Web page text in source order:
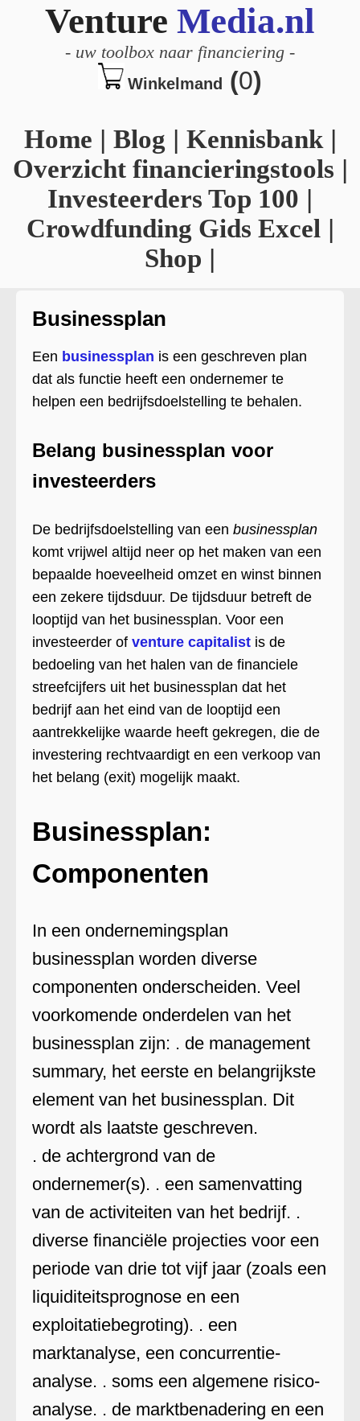
Venture Media.nl
- uw toolbox naar financiering -
Winkelmand (0)
Home | Blog | Kennisbank|
Overzicht financieringstools |
Investeerders Top 100 |
Crowdfunding Gids Excel |
Shop |
Businessplan
Een businessplan is een geschreven plan
dat als functie heeft een ondernemer te
helpen een bedrijfsdoelstelling te behalen.
Belang businessplan voor
investeerders
De bedrijfsdoelstelling van een businessplan
komt vrijwel altijd neer op het maken van een
bepaalde hoeveelheid omzet en winst binnen
een zekere tijdsduur. De tijdsduur betreft de
looptijd van het businessplan. Voor een
investeerder of venture capitalist is de
bedoeling van het halen van de financiele
streefcijfers uit het businessplan dat het
bedrijf aan het eind van de looptijd een
aantrekkelijke waarde heeft gekregen, die de
investering rechtvaardigt en een verkoop van
het belang (exit) mogelijk maakt.
Businessplan:
Componenten
In een ondernemingsplan
businessplan worden diverse
componenten onderscheiden. Veel
voorkomende onderdelen van het
businessplan zijn: . de management
summary, het eerste en belangrijkste
element van het businessplan. Dit
wordt als laatste geschreven.
. de achtergrond van de
ondernemer(s). . een samenvatting
van de activiteiten van het bedrijf. .
diverse financiële projecties voor een
periode van drie tot vijf jaar (zoals een
liquiditeitsprognose en een
exploitatiebegroting). . een
marktanalyse, een concurrentie-
analyse. . soms een algemene risico-
analyse. . de marktbenadering en een